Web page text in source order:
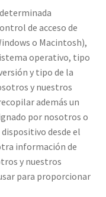
de acceso de
o Macintosh),
operativo, tipo
y tipo de la
y nuestros
además un
por nosotros o
desde el
información de
y nuestros
para proporcionar